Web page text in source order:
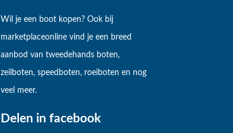
Wil je een boot kopen? Ook bij
marketplaceonline vind je een breed
aanbod van tweedehands boten,
zeilboten, speedboten, roeiboten en nog
veel meer.
Delen in facebook